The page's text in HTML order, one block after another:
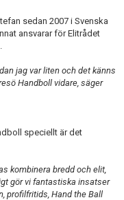
sedan 2007 i Svenska
ansvarar för Elitrådet
jag var liten och det känns
Handboll vidare, säger
speciellt är det
kombinera bredd och elit,
gör vi fantastiska insatser
profilfritids, Hand the Ball